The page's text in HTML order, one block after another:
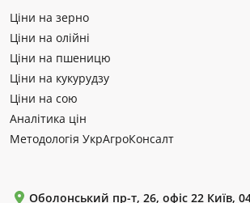
Ціни на зерно
Ціни на олійні
Ціни на пшеницю
Ціни на кукурудзу
Ціни на сою
Аналітика цін
Методологія УкрАгроКонсалт
Оболонський пр-т, 26, офіс 22 Київ,